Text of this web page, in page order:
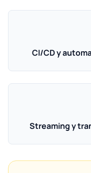
CI/CD y
Streaming y